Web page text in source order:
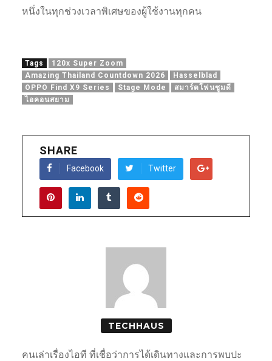
หนึ่งในทุกช่วงเวลาพิเศษของผู้ใช้งานทุกคน
Tags
120x Super Zoom
Amazing Thailand Countdown 2026
Hasselblad
OPPO Find X9 Series
Stage Mode
สมาร์ตโฟนซูมดี
ไอคอนสยาม
SHARE
Facebook Twitter
TECHHAUS
คนเล่าเรื่องไอที ที่เชื่อว่าการได้เดินทางและการพบปะ